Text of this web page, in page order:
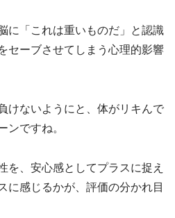
に「これは重いものだ」と認識
セーブさせてしまう心理的影響
けないようにと、体がリキんで
ンですね。
を、安心感としてプラスに捉え
に感じるかが、評価の分かれ目